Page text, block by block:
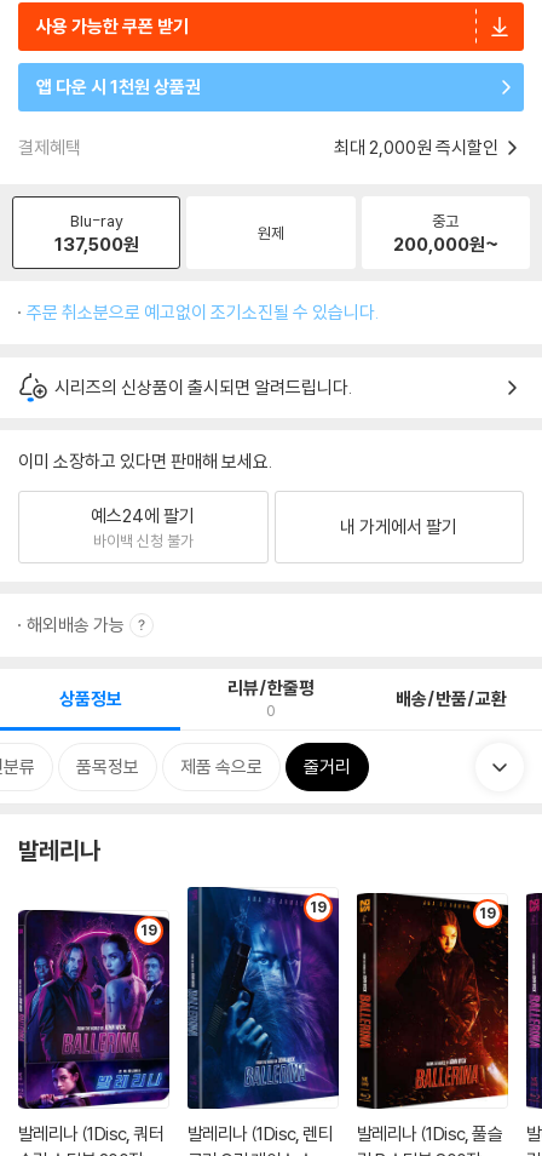
사용 가능한 쿠폰 받기
앱 다운 시 1천원 상품권
결제혜택 최대 2,000원 즉시할인
Blu-ray
137,500원 원제
중고
200,000원~
주문 취소분으로 예고없이 조기소진될 수 있습니다.
시리즈의 신상품이 출시되면 알려드립니다.
이미 소장하고 있다면 판매해 보세요.
예스24에 팔기
바이백 신청 불가
내 가게에서 팔기
해외배송 가능
상품정보 리뷰/한줄평
0 배송/반품/교환
류 품목정보 제품 속으로 줄거리
발레리나
19
발레리나 (1Disc, 쿼터
19
발레리나 (1Disc, 렌티
19
발레리나 (1Disc, 풀슬